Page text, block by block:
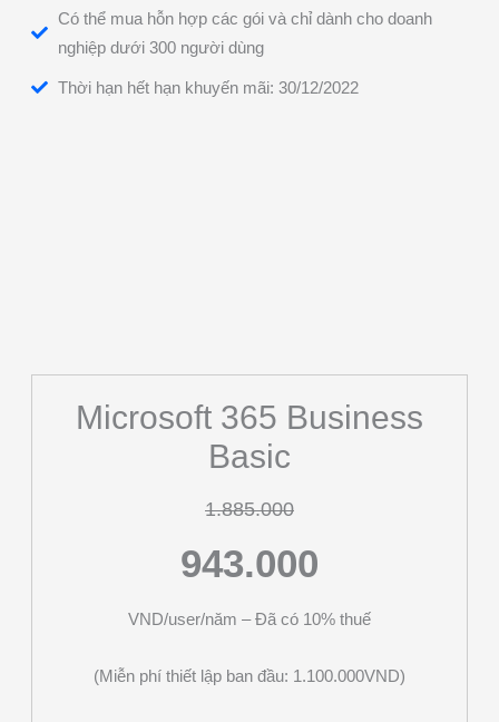
Có thể mua hỗn hợp các gói và chỉ dành cho doanh
nghiệp dưới 300 người dùng
Thời hạn hết hạn khuyến mãi: 30/12/2022
Microsoft 365 Business
Basic
1.885.000
943.000
VND/user/năm – Đã có 10% thuế
(Miễn phí thiết lập ban đầu: 1.100.000VND)